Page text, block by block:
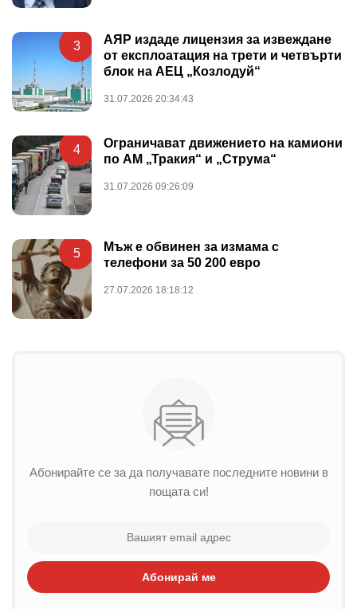
3
АЯР издаде лицензия за извеждане
от експлоатация на трети и четвърти
блок на АЕЦ „Козлодуй“
31.07.2026 20:34:43
4
Ограничават движението на камиони
по АМ „Тракия“ и „Струма“
31.07.2026 09:26:09
5
Мъж е обвинен за измама с
телефони за 50 200 евро
27.07.2026 18:18:12
Абонирайте се за да получавате последните новини в
пощата си!
Абонирай ме